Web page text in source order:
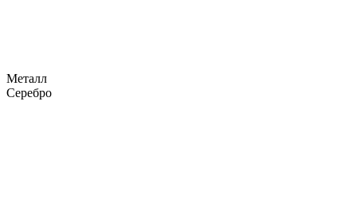
Металл
Серебро